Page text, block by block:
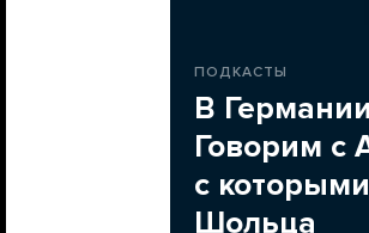
ПОДКАСТЫ
В
Говорим с
с
Шольца